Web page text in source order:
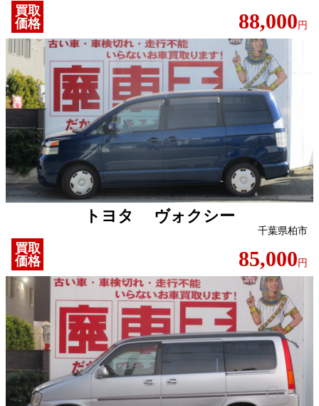
買取
価格
88,000 円
トヨタ ヴォクシー
千葉県柏市
買取
価格
85,000 円